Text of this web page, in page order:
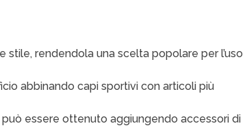
rendendola una scelta popolare per l’uso
abbinando capi sportivi con articoli più
può essere ottenuto aggiungendo accessori di